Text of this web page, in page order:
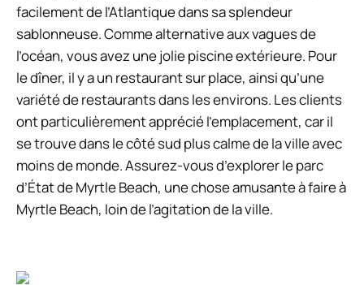
facilement de l’Atlantique dans sa splendeur
sablonneuse. Comme alternative aux vagues de
l’océan, vous avez une jolie piscine extérieure. Pour
le dîner, il y a un restaurant sur place, ainsi qu’une
variété de restaurants dans les environs. Les clients
ont particulièrement apprécié l’emplacement, car il
se trouve dans le côté sud plus calme de la ville avec
moins de monde. Assurez-vous d’explorer le parc
d’État de Myrtle Beach, une chose amusante à faire à
Myrtle Beach, loin de l’agitation de la ville.